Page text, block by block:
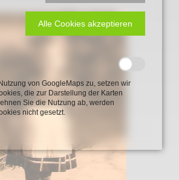
Alle Cookies akzeptieren
von GoogleMaps zu, setzen wir
die zur Darstellung der Karten
Sie die Nutzung ab, werden
nicht gesetzt.